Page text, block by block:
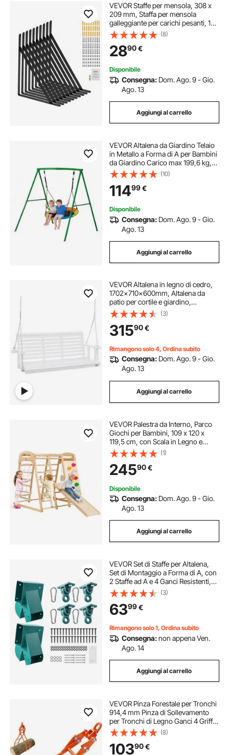
VEVOR Staffe per mensola, 308 x
209 mm, Staffa per mensola
galleggiante per carichi pesanti, 10
pezzi, Staffa per mensola
triangolare nera opaca spessa 3
mm, Acciaio con capacità carico
72,6 kg
(8)
2890€
Disponibile
Consegna: Dom. Ago. 9 - Gio.
Ago. 13
Aggiungi al carrello
VEVOR Altalena da Giardino Telaio
in Metallo a Forma di A per Bambini
da Giardino Carico max 199,6 kg,
Altalena a Disco Seduta Rotonda
Diametro 101,6 cm da Esterno
Cortile Parco, Verde e Colorata
(10)
11499€
Disponibile
Consegna: Dom. Ago. 9 - Gio.
Ago. 13
Aggiungi al carrello
VEVOR Altalena in legno di cedro,
1702x710x600mm, Altalena da
patio per cortile e giardino,
Capacità carico circa 400 kg, con
Panca sedia a dondolo catene
sospese per uso esterno, bianca
(3)
31590€
Rimangono solo 4, Ordina subito
Consegna: Dom. Ago. 9 - Gio.
Ago. 13
Aggiungi al carrello
VEVOR Palestra da Interno, Parco
Giochi per Bambini, 109 x 120 x
119,5 cm, con Scala in Legno e
Corda, Scala a Rete, Altalena, Barra
di Scimmia, Scivolo, Parete da
Arrampicata, Giocattoli in Legno
(1)
24590€
Disponibile
Consegna: Dom. Ago. 9 - Gio.
Ago. 13
Aggiungi al carrello
VEVOR Set di Staffe per Altalena,
Set di Montaggio a Forma di A, con
2 Staffe ad A e 4 Ganci Resistenti,
Capacità di Carico di 567 kg per
Pezzo, per Parco Giochi, Giardino e
Attrezzature da Esterno
(3)
6399€
Rimangono solo 1, Ordina subito
Consegna:non appena Ven.
Ago. 14
Aggiungi al carrello
VEVOR Pinza Forestale per Tronchi
914,4 mm Pinza di Sollevamento
per Tronchi di Legno Ganci 4 Griffe
Girevoli Portata max. 1500 kg Pinza
per Legno in Acciaio per Trattori
Camion ATV Carrelli Elevatori
(8)
10390€